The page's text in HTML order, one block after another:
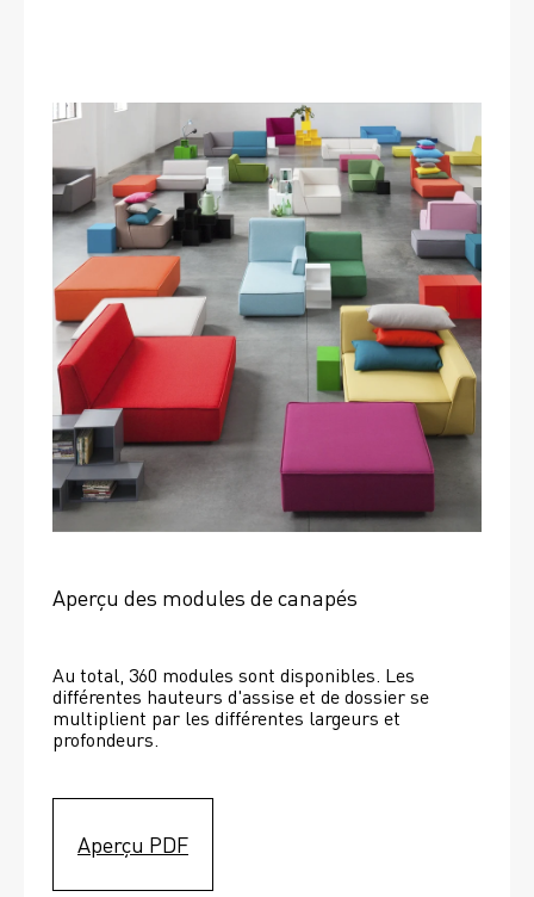
Aperçu des modules de canapés
Au total, 360 modules sont disponibles. Les
différentes hauteurs d'assise et de dossier se
multiplient par les différentes largeurs et
profondeurs.
Aperçu PDF